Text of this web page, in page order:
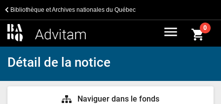
Bibliothèque et Archives nationales du Québec
menu shopping_cart0
Détail de la notice
Naviguer dans le fonds